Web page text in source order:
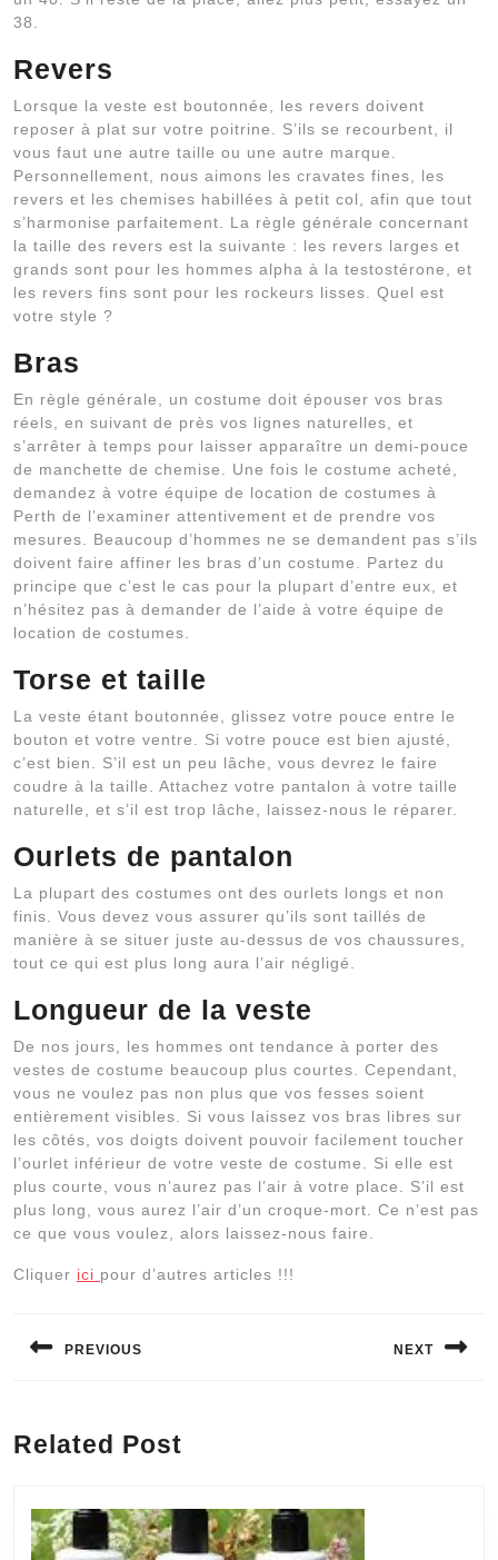
38.
Revers
Lorsque la veste est boutonnée, les revers doivent
reposer à plat sur votre poitrine. S’ils se recourbent, il
vous faut une autre taille ou une autre marque.
Personnellement, nous aimons les cravates fines, les
revers et les chemises habillées à petit col, afin que tout
s’harmonise parfaitement. La règle générale concernant
la taille des revers est la suivante : les revers larges et
grands sont pour les hommes alpha à la testostérone, et
les revers fins sont pour les rockeurs lisses. Quel est
votre style ?
Bras
En règle générale, un costume doit épouser vos bras
réels, en suivant de près vos lignes naturelles, et
s’arrêter à temps pour laisser apparaître un demi-pouce
de manchette de chemise. Une fois le costume acheté,
demandez à votre équipe de location de costumes à
Perth de l’examiner attentivement et de prendre vos
mesures. Beaucoup d’hommes ne se demandent pas s’ils
doivent faire affiner les bras d’un costume. Partez du
principe que c’est le cas pour la plupart d’entre eux, et
n’hésitez pas à demander de l’aide à votre équipe de
location de costumes.
Torse et taille
La veste étant boutonnée, glissez votre pouce entre le
bouton et votre ventre. Si votre pouce est bien ajusté,
c’est bien. S’il est un peu lâche, vous devrez le faire
coudre à la taille. Attachez votre pantalon à votre taille
naturelle, et s’il est trop lâche, laissez-nous le réparer.
Ourlets de pantalon
La plupart des costumes ont des ourlets longs et non
finis. Vous devez vous assurer qu’ils sont taillés de
manière à se situer juste au-dessus de vos chaussures,
tout ce qui est plus long aura l’air négligé.
Longueur de la veste
De nos jours, les hommes ont tendance à porter des
vestes de costume beaucoup plus courtes. Cependant,
vous ne voulez pas non plus que vos fesses soient
entièrement visibles. Si vous laissez vos bras libres sur
les côtés, vos doigts doivent pouvoir facilement toucher
l’ourlet inférieur de votre veste de costume. Si elle est
plus courte, vous n’aurez pas l’air à votre place. S’il est
plus long, vous aurez l’air d’un croque-mort. Ce n’est pas
ce que vous voulez, alors laissez-nous faire.
Cliquer ici pour d’autres articles !!!
de
PREVIOUS
post:
NEXT
Related Post